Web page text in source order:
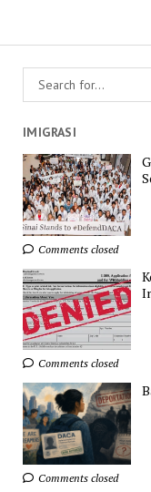
IMIGRASI
Comments closed
Comments closed
Comments closed